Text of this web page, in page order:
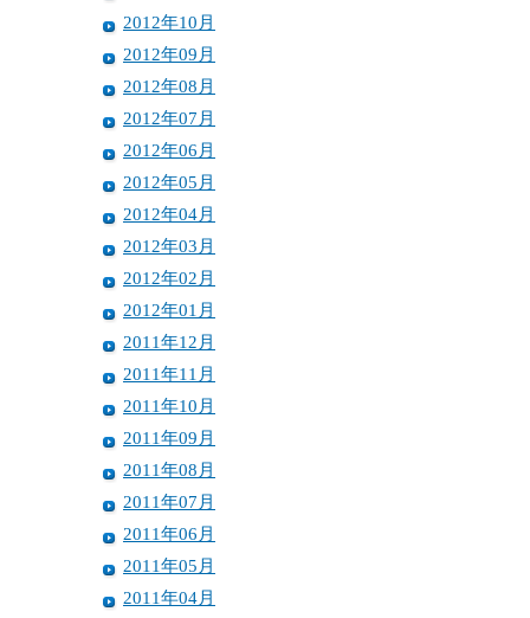
2012年10月
2012年09月
2012年08月
2012年07月
2012年06月
2012年05月
2012年04月
2012年03月
2012年02月
2012年01月
2011年12月
2011年11月
2011年10月
2011年09月
2011年08月
2011年07月
2011年06月
2011年05月
2011年04月